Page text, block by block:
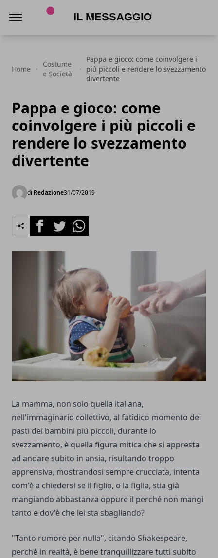
Home
Costume
e Società
Pappa e gioco: come coinvolgere i
più piccoli e rendere lo svezzamento
divertente
Pappa e gioco: come
coinvolgere i più piccoli e
rendere lo svezzamento
divertente
di Redazione31/07/2019
FacebookTwitterWhatsapp
La mamma, non solo quella italiana,
nell'immaginario collettivo, al fatidico momento dei
pasti dei bambini più piccoli, durante lo
svezzamento, è quella figura mitica che si appresta
ad andare subito in ansia, risultando troppo
apprensiva, mostrandosi sempre crucciata, intenta
com'è a chiedersi se il figlio, o la figlia, stia già
mangiando abbastanza oppure il perché non mangi
tanto e dov'è che lei sta sbagliando?
"Tanto rumore per nulla", citando Shakespeare,
perché in realtà, è bene tranquillizzare tutti subito